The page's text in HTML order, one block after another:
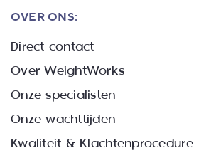
OVER ONS:
Direct contact
Over WeightWorks
Onze specialisten
Onze wachttijden
Kwaliteit & Klachtenprocedure